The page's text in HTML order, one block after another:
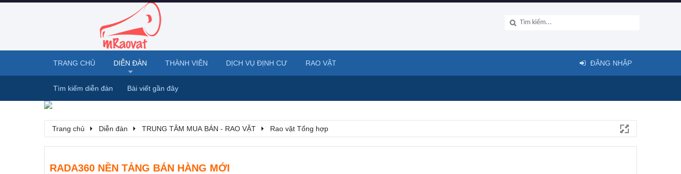
Trang chủ Diễn đàn TRUNG TÂM MUA BÁN - RAO VẶT Rao vặt Tổng hợp
RADA360 NỀN TẢNG BÁN HÀNG MỚI
TRANG CHỦ DIỄN ĐÀN
Tìm kiếm diễn đàn Bài viết gần đây
THÀNH VIÊN DỊCH VỤ ĐỊNH CƯ RAO VẶT ĐĂNG NHẬP